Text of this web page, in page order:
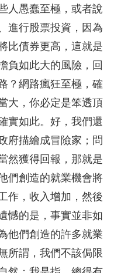
人愚蠢至極，或者說
進行股票投資，因為
比債券更高，這就是
負如此大的風險，回
？網路瘋狂至極，確
大，你必定是笨透頂
實如此。好，我們還
府描繪成冒險家；問
然獲得回報，那就是
們創造的就業機會將
作，收入增加，然後
憾的是，事實並非如
他們創造的許多就業
所謂，我們不該侷限